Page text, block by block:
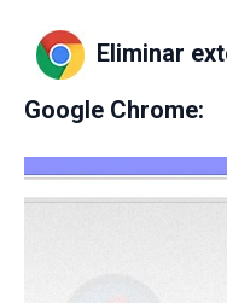
Eliminar
Google Chrome: